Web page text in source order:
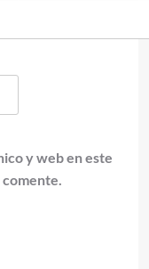
y web en este